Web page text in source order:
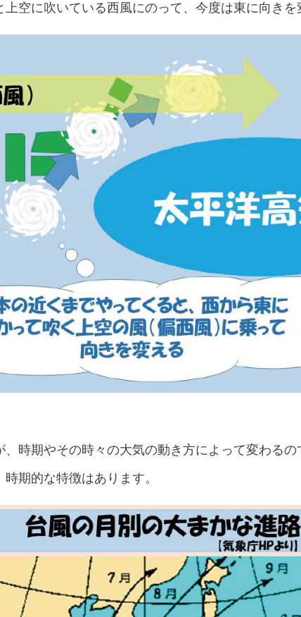
空に吹いている西風にのって、今度は東に向きを
時期やその時々の大気の動き方によって変わる
期的な特徴はあります。